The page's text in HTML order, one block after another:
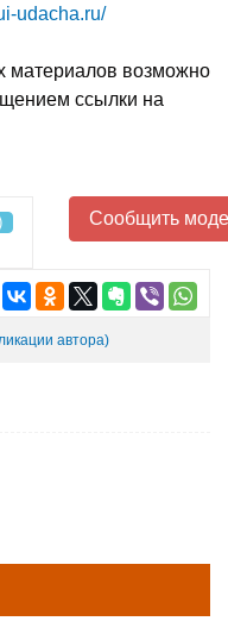
udacha.ru/
материалов возможно
ссылки на
Сообщить
автора)